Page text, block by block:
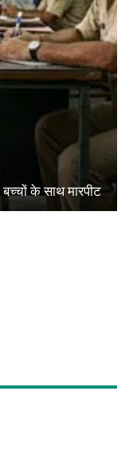
के साथ मारपीट